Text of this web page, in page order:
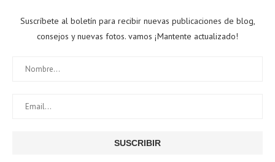
Suscríbete al boletín para recibir nuevas publicaciones de blog,
consejos y nuevas fotos. vamos ¡Mantente actualizado!